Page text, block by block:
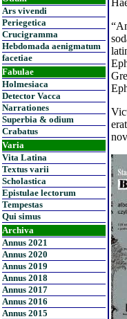
Ars vivendi
Periegetica
Crucigramma
Hebdomada aenigmatum
facetiae
Fabulae
Holmesiaca
Detector Vacca
Narrationes
Superbia & odium
Crabatus
Varia
Vita Latina
Textus varii
Scholastica
Epistulae lectorum
Tempestas
Qui simus
Archiva
Annus 2021
Annus 2020
Annus 2019
Annus 2018
Annus 2017
Annus 2016
Annus 2015